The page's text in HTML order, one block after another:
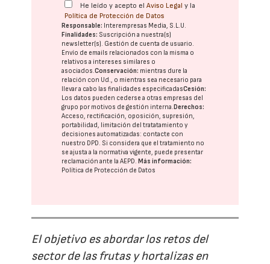
He leído y acepto elAviso Legal y la
Política de Protección de Datos
Responsable: Interempresas Media, S.L.U.
Finalidades: Suscripción a nuestra(s)
newsletter(s). Gestión de cuenta de usuario.
Envío de emails relacionados con la misma o
relativos a intereses similares o
asociados.Conservación: mientras dure la
relación con Ud., o mientras sea necesario para
llevar a cabo las finalidades especificadasCesión:
Los datos pueden cederse a otras empresas del
grupo por motivos de gestión interna.Derechos:
Acceso, rectificación, oposición, supresión,
portabilidad, limitación del tratatamiento y
decisiones automatizadas: contacte con
nuestro DPD. Si considera que el tratamiento no
se ajusta a la normativa vigente, puede presentar
reclamación ante laAEPD.Más información:
Política de Protección de Datos
El objetivo es abordar los retos del
sector de las frutas y hortalizas en